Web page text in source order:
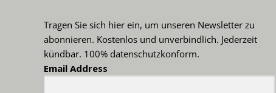
Tragen Sie sich hier ein, um unseren Newsletter zu
abonnieren. Kostenlos und unverbindlich. Jederzeit
kündbar. 100% datenschutzkonform.
Email Address